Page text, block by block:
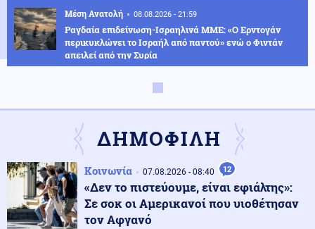
Μέση Ανατολή 08.08.2026 - 21:59
Ραγδαία επιδείνωση-Ισραηλινά ΜΜΕ: «Ο Ερντογάν
περικυκλώνει το Ισραήλ από παντού» ενώ ο Φιντάν
απειλεί από την Συρία
08.08.2026 - 21:58
Κρήτη: Στο νοσοκομείο 51χρονος Βρετανός μετά από
επίθεση στο λιμάνι Ρεθύμνου
Κοινωνία 08.08.2026 - 21:50
Ερυθρός Σταυρός: Επίθεση σε νοσηλεύτρια στα
επείγοντα - «Την άρπαξε από τα μαλλιά και τη
χτύπησε»
ΔΗΜΟΦΙΛΗ
Κοινωνία 07.08.2026 - 08:40 12
«Δεν το πιστεύουμε, είναι εφιάλτης»:
Σε σοκ οι Αμερικανοί που υιοθέτησαν
τον Αφγανό